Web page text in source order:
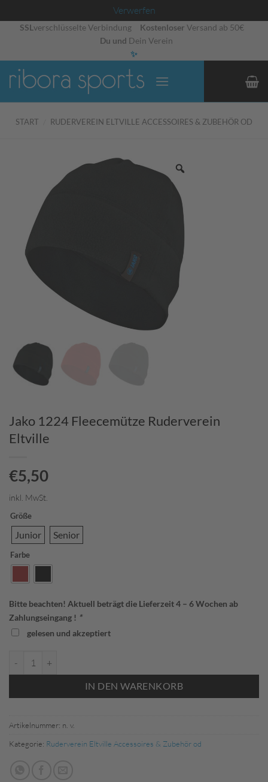
Verwerfen
springen
SSL verschlüsselte Verbindung Kostenloser Versand ab 50€
Du und Dein Verein
✨
START RUDERVEREIN ELTVILLE ACCESSOIRES & ZUBEHÖR OD
Jako 1224 Fleecemütze Ruderverein
Eltville
€5,50
inkl. MwSt.
Größe
Junior Senior
Farbe
Bitte beachten! Aktuell beträgt die Lieferzeit 4 – 6 Wochen ab
Zahlungseingang ! *
gelesen und akzeptiert
IN DEN WARENKORB
Artikelnummer: n. v.
Kategorie: Ruderverein Eltville Accessoires & Zubehör od